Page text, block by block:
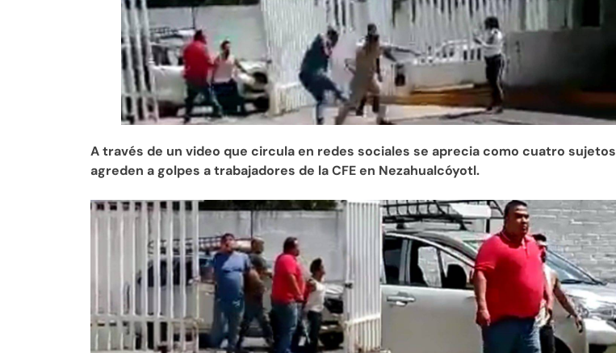
A través de un video que circula en redes sociales se aprecia como cuatro sujetos
agreden a golpes a trabajadores de la CFE en Nezahualcóyotl.